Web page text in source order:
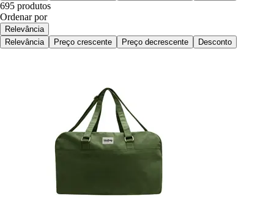
695 produtos
Ordenar por
Relevância
Relevância
Preço crescente Preço decrescente Desconto